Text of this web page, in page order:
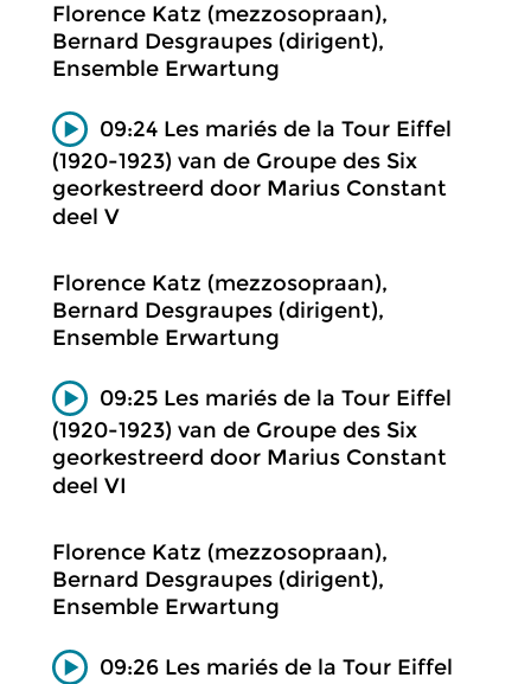
Florence Katz (mezzosopraan),
Bernard Desgraupes (dirigent),
Ensemble Erwartung
09:24 Les mariés de la Tour Eiffel
(1920-1923) van de Groupe des Six
georkestreerd door Marius Constant
deel V
Florence Katz (mezzosopraan),
Bernard Desgraupes (dirigent),
Ensemble Erwartung
09:25 Les mariés de la Tour Eiffel
(1920-1923) van de Groupe des Six
georkestreerd door Marius Constant
deel VI
Florence Katz (mezzosopraan),
Bernard Desgraupes (dirigent),
Ensemble Erwartung
09:26 Les mariés de la Tour Eiffel